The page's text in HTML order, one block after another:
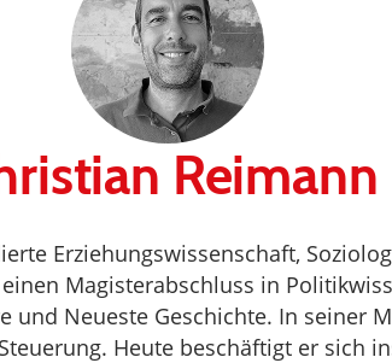
Reimann
Erziehungswissenschaft,
Magisterabschluss in
und Neueste Geschichte. In seiner
Heute beschäftigt er sich